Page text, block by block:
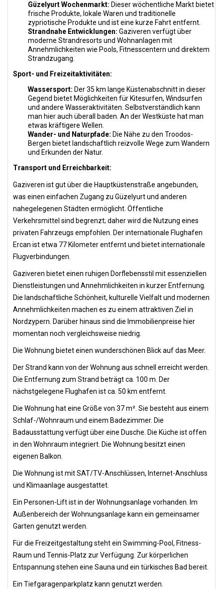
Güzelyurt Wochenmarkt: Dieser wöchentliche Markt bietet
frische Produkte, lokale Waren und traditionelle
zypriotische Produkte und ist eine kurze Fahrt entfernt.
Strandnahe Entwicklungen: Gaziveren verfügt über
moderne Strandresorts und Wohnanlagen mit
Annehmlichkeiten wie Pools, Fitnesscentern und direktem
Strandzugang.
Sport- und Freizeitaktivitäten:
Wassersport: Der 35 km lange Küstenabschnitt in dieser
Gegend bietet Möglichkeiten für Kitesurfen, Windsurfen
und andere Wasseraktivitäten. Selbstverständlich kann
man hier auch überall baden. An der Westküste hat man
etwas kräftigere Wellen.
Wander- und Naturpfade: Die Nähe zu den Troodos-
Bergen bietet landschaftlich reizvolle Wege zum Wandern
und Erkunden der Natur.
Transport und Erreichbarkeit:
Gaziveren ist gut über die Hauptküstenstraße angebunden,
was einen einfachen Zugang zu Güzelyurt und anderen
nahegelegenen Städten ermöglicht. Öffentliche
Verkehrsmittel sind begrenzt; daher wird die Nutzung eines
privaten Fahrzeugs empfohlen. Der internationale Flughafen
Ercan ist etwa 77 Kilometer entfernt und bietet internationale
Flugverbindungen.
Gaziveren bietet einen ruhigen Dorflebensstil mit essenziellen
Dienstleistungen und Annehmlichkeiten in kurzer Entfernung.
Die landschaftliche Schönheit, kulturelle Vielfalt und modernen
Annehmlichkeiten machen es zu einem attraktiven Ziel in
Nordzypern. Darüber hinaus sind die Immobilienpreise hier
momentan noch vergleichsweise niedrig.
Die Wohnung bietet einen wunderschönen Blick auf das Meer.
Der Strand kann von der Wohnung aus schnell erreicht werden.
Die Entfernung zum Strand beträgt ca. 100 m. Der
nächstgelegene Flughafen ist ca. 50 km entfernt.
Die Wohnung hat eine Größe von 37 m². Sie besteht aus einem
Schlaf-/Wohnraum und einem Badezimmer. Die
Badausstattung verfügt über eine Dusche. Die Küche ist offen
in den Wohnraum integriert. Die Wohnung besitzt einen
eigenen Balkon.
Die Wohnung ist mit SAT/TV-Anschlüssen, Internet-Anschluss
und Klimaanlage ausgestattet.
Ein Personen-Lift ist in der Wohnungsanlage vorhanden. Im
Außenbereich der Wohnungsanlage kann ein gemeinsamer
Garten genutzt werden.
Für die Freizeitgestaltung steht ein Swimming-Pool, Fitness-
Raum und Tennis-Platz zur Verfügung. Zur körperlichen
Entspannung stehen eine Sauna und ein türkisches Bad bereit.
Ein Tiefgaragenparkplatz kann genutzt werden.